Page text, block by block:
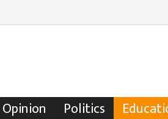
Opinion Politics